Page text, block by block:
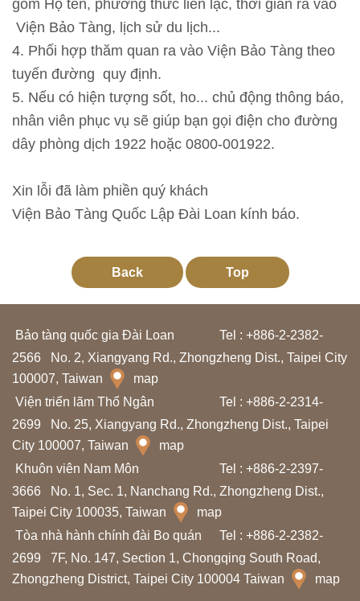
t
ô
i
n
t
r
i
ể
n
gồm Họ tên, phương thức liên lạc, thời gian ra vào
Viện Bảo Tàng, lịch sử du lịch...
4. Phối hợp thăm quan ra vào Viện Bảo Tàng theo
tuyến đường quy định.
5. Nếu có hiện tượng sốt, ho... chủ động thông báo,
nhân viên phục vụ sẽ giúp bạn gọi điện cho đường
dây phòng dịch 1922 hoặc 0800-001922.
Xin lỗi đã làm phiền quý khách
Viện Bảo Tàng Quốc Lập Đài Loan kính báo.
Back Top
Bảo tàng quốc gia Đài Loan
Tel : +886-2-2382-
2566
No. 2, Xiangyang Rd., Zhongzheng Dist., Taipei City
100007, Taiwan
map
Viện triển lãm Thổ Ngân
Tel : +886-2-2314-
2699
No. 25, Xiangyang Rd., Zhongzheng Dist., Taipei
City 100007, Taiwan
map
Khuôn viên Nam Môn
Tel : +886-2-2397-
3666
No. 1, Sec. 1, Nanchang Rd., Zhongzheng Dist.,
Taipei City 100035, Taiwan
map
Tòa nhà hành chính đài Bo quán
Tel : +886-2-2382-
2699
7F, No. 147, Section 1, Chongqing South Road,
Zhongzheng District, Taipei City 100004 Taiwan
map